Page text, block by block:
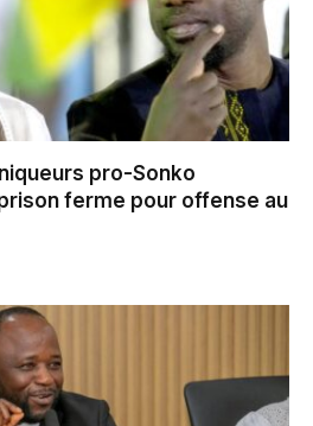
pro-Sonko
ferme pour offense au